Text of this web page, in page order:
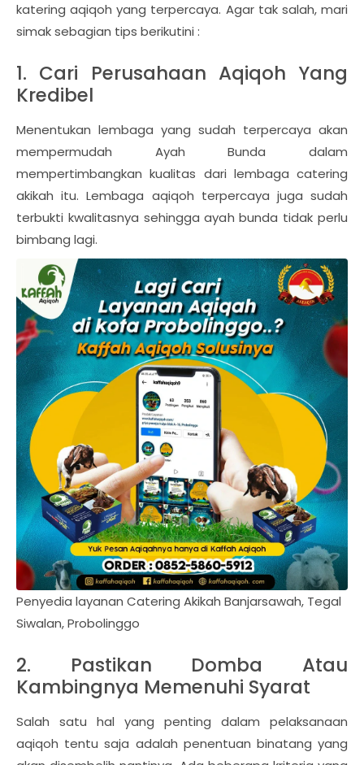
katering aqiqoh yang terpercaya. Agar tak salah, mari
simak sebagian tips berikutini :
1. Cari Perusahaan Aqiqoh Yang
Kredibel
Menentukan lembaga yang sudah terpercaya akan
mempermudah Ayah Bunda dalam
mempertimbangkan kualitas dari lembaga catering
akikah itu. Lembaga aqiqoh terpercaya juga sudah
terbukti kwalitasnya sehingga ayah bunda tidak perlu
bimbang lagi.
Penyedia layanan Catering Akikah Banjarsawah, Tegal
Siwalan, Probolinggo
2. Pastikan Domba Atau
Kambingnya Memenuhi Syarat
Salah satu hal yang penting dalam pelaksanaan
aqiqoh tentu saja adalah penentuan binatang yang